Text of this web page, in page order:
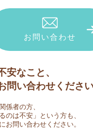
お問い合わせ
安なこと、
問い合わせください
係者の方、
のは不安」という方も、
お問い合わせください。